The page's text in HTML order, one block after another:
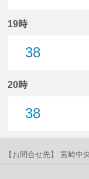
19時
38
20時
38
【お問合せ先】 宮崎中